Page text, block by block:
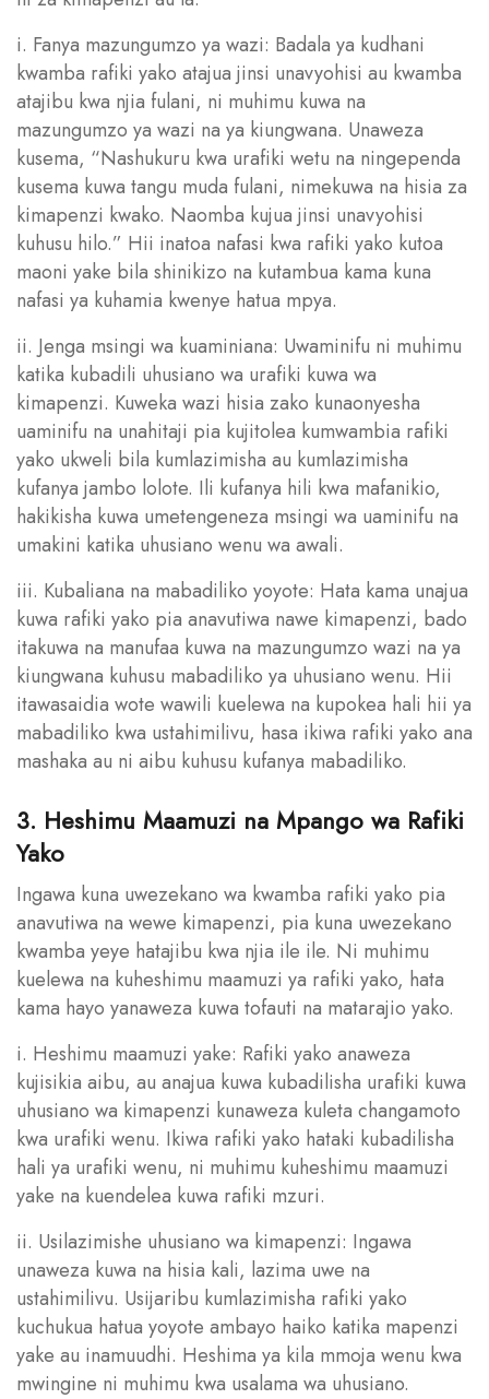
i. Fanya mazungumzo ya wazi: Badala ya kudhani
kwamba rafiki yako atajua jinsi unavyohisi au kwamba
atajibu kwa njia fulani, ni muhimu kuwa na
mazungumzo ya wazi na ya kiungwana. Unaweza
kusema, “Nashukuru kwa urafiki wetu na ningependa
kusema kuwa tangu muda fulani, nimekuwa na hisia za
kimapenzi kwako. Naomba kujua jinsi unavyohisi
kuhusu hilo.” Hii inatoa nafasi kwa rafiki yako kutoa
maoni yake bila shinikizo na kutambua kama kuna
nafasi ya kuhamia kwenye hatua mpya.
ii. Jenga msingi wa kuaminiana: Uwaminifu ni muhimu
katika kubadili uhusiano wa urafiki kuwa wa
kimapenzi. Kuweka wazi hisia zako kunaonyesha
uaminifu na unahitaji pia kujitolea kumwambia rafiki
yako ukweli bila kumlazimisha au kumlazimisha
kufanya jambo lolote. Ili kufanya hili kwa mafanikio,
hakikisha kuwa umetengeneza msingi wa uaminifu na
umakini katika uhusiano wenu wa awali.
iii. Kubaliana na mabadiliko yoyote: Hata kama unajua
kuwa rafiki yako pia anavutiwa nawe kimapenzi, bado
itakuwa na manufaa kuwa na mazungumzo wazi na ya
kiungwana kuhusu mabadiliko ya uhusiano wenu. Hii
itawasaidia wote wawili kuelewa na kupokea hali hii ya
mabadiliko kwa ustahimilivu, hasa ikiwa rafiki yako ana
mashaka au ni aibu kuhusu kufanya mabadiliko.
3. Heshimu Maamuzi na Mpango wa Rafiki
Yako
Ingawa kuna uwezekano wa kwamba rafiki yako pia
anavutiwa na wewe kimapenzi, pia kuna uwezekano
kwamba yeye hatajibu kwa njia ile ile. Ni muhimu
kuelewa na kuheshimu maamuzi ya rafiki yako, hata
kama hayo yanaweza kuwa tofauti na matarajio yako.
i. Heshimu maamuzi yake: Rafiki yako anaweza
kujisikia aibu, au anajua kuwa kubadilisha urafiki kuwa
uhusiano wa kimapenzi kunaweza kuleta changamoto
kwa urafiki wenu. Ikiwa rafiki yako hataki kubadilisha
hali ya urafiki wenu, ni muhimu kuheshimu maamuzi
yake na kuendelea kuwa rafiki mzuri.
ii. Usilazimishe uhusiano wa kimapenzi: Ingawa
unaweza kuwa na hisia kali, lazima uwe na
ustahimilivu. Usijaribu kumlazimisha rafiki yako
kuchukua hatua yoyote ambayo haiko katika mapenzi
yake au inamuudhi. Heshima ya kila mmoja wenu kwa
mwingine ni muhimu kwa usalama wa uhusiano.